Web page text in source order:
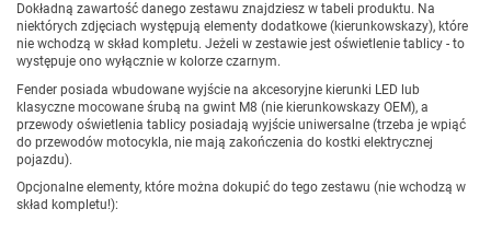
Dokładną zawartość danego zestawu znajdziesz w tabeli produktu. Na
niektórych zdjęciach występują elementy dodatkowe (kierunkowskazy), które
nie wchodzą w skład kompletu. Jeżeli w zestawie jest oświetlenie tablicy - to
występuje ono wyłącznie w kolorze czarnym.
Fender posiada wbudowane wyjście na akcesoryjne kierunki LED lub
klasyczne mocowane śrubą na gwint M8 (nie kierunkowskazy OEM), a
przewody oświetlenia tablicy posiadają wyjście uniwersalne (trzeba je wpiąć
do przewodów motocykla, nie mają zakończenia do kostki elektrycznej
pojazdu).
Opcjonalne elementy, które można dokupić do tego zestawu (nie wchodzą w
skład kompletu!):